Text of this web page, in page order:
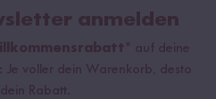
anmelden
auf deine
Je voller dein Warenkorb, desto
Rabatt.